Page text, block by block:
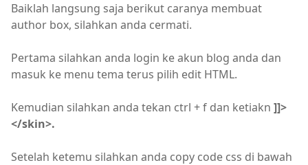
Baiklah langsung saja berikut caranya membuat
author box, silahkan anda cermati.
Pertama silahkan anda login ke akun blog anda dan
masuk ke menu tema terus pilih edit HTML.
Kemudian silahkan anda tekan ctrl + f dan ketiakn ]]>
</skin>.
Setelah ketemu silahkan anda copy code css di bawah